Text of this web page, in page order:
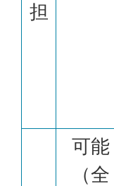
担
可能
（全